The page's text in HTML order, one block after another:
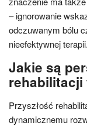
– ignorowanie
odczuwanym bólu
nieefektywnej terapii.
Jakie są
rehabilitacji
Przyszłość
dynamicznemu